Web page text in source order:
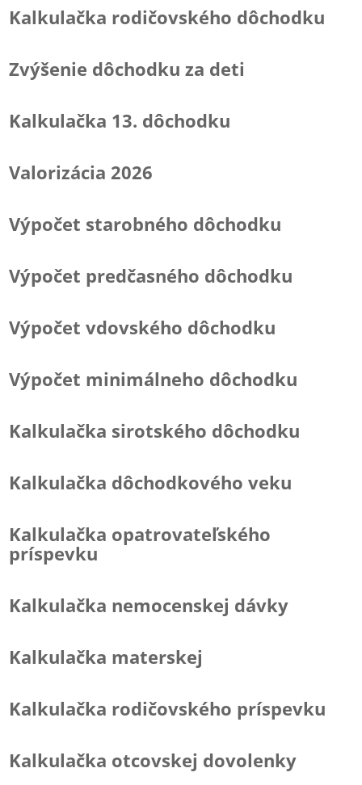
Kalkulačka rodičovského dôchodku
Zvýšenie dôchodku za deti
Kalkulačka 13. dôchodku
Valorizácia 2026
Výpočet starobného dôchodku
Výpočet predčasného dôchodku
Výpočet vdovského dôchodku
Výpočet minimálneho dôchodku
Kalkulačka sirotského dôchodku
Kalkulačka dôchodkového veku
Kalkulačka opatrovateľského
príspevku
Kalkulačka nemocenskej dávky
Kalkulačka materskej
Kalkulačka rodičovského príspevku
Kalkulačka otcovskej dovolenky